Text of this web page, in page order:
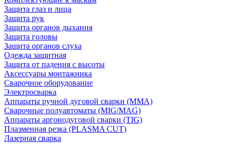
Защита глаз и лица
Защита рук
Защита органов дыхания
Защита головы
Защита органов слуха
Одежда защитная
Защита от падения с высоты
Аксессуары монтажника
Сварочное оборудование
Электросварка
Аппараты ручной дуговой сварки (MMA)
Сварочные полуавтоматы (MIG/MAG)
Аппараты аргонодуговой сварки (TIG)
Плазменная резка (PLASMA CUT)
Лазерная сварка